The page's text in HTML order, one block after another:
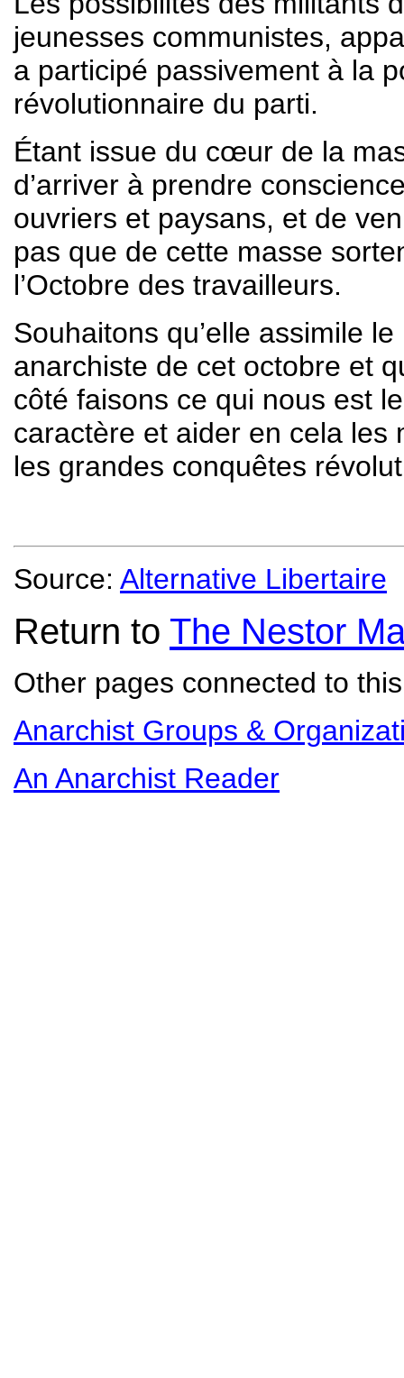
jeunesses communistes,
a participé passivement à la
révolutionnaire du parti.
Étant issue du cœur de la
d’arriver à prendre
ouvriers et paysans, et de
pas que de cette masse
l’Octobre des travailleurs.
Souhaitons qu’elle assimile
anarchiste de cet octobre et
côté faisons ce qui nous est
caractère et aider en cela les
les grandes conquêtes
Source: Alternative Libertaire
Return to The Nestor
Other pages connected to
Anarchist Groups &
An Anarchist Reader